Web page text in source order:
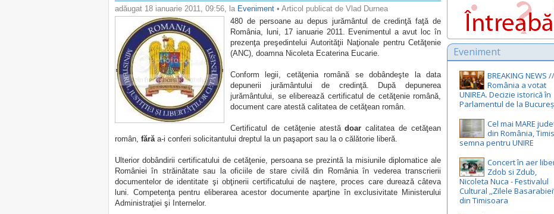
adăugat 18 ianuarie 2011, 09:56, la Eveniment • Articol publicat de Vlad Durnea
480 de persoane au depus jurământul de credinţă faţă de
România, luni, 17 ianuarie 2011. Evenimentul a avut loc în
prezenţa preşedintelui Autorităţii Naţionale pentru Cetăţenie
(ANC), doamna Nicoleta Ecaterina Eucarie.
Conform legii, cetăţenia română se dobândeşte la data
depunerii jurământului de credinţă. După depunerea
jurământului, se eliberează certificatul de cetăţenie română,
document care atestă calitatea de cetăţean român.
Certificatul de cetăţenie atestădoar calitatea de cetăţean
român, fărăa-i conferi solicitantului dreptul la un paşaport sau la o călătorie liberă.
Ulterior dobândirii certificatului de cetăţenie, persoana se prezintă la misiunile diplomatice ale
României în străinătate sau la oficiile de stare civilă din România în vederea transcrierii
documentelor de identitate şi obţinerii certificatului de naştere, proces care durează câteva
luni. Competenţa pentru eliberarea acestor documente aparţine în exclusivitate Ministerului
Administraţiei şi Internelor.
Eveniment
BREAKING NEWS //
România a votat
UNIREA. Decizie istorică în
Parlamentul de la
Cel mai MARE
din România,
semna pentru UNIRE
Concert în aer
Zdob si Zdub,
Nicoleta Nuca - Festivalul
Cultural ,,Zilele
din Timisoara